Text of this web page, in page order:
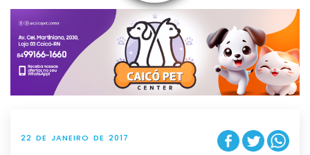
v
g
t
i
o
n
22 DE JANEIRO DE 2017